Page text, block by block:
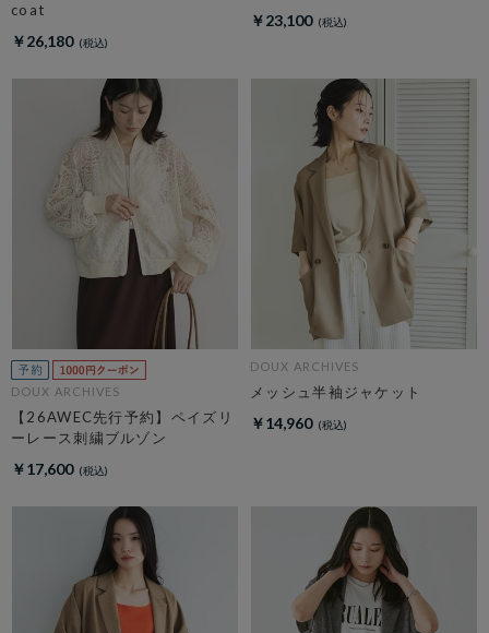
coat
￥26,180
￥23,100
DOUX ARCHIVES
【26AWEC先行予約】ペイズリ
ーレース刺繍ブルゾン
￥17,600
DOUX ARCHIVES
メッシュ半袖ジャケット
￥14,960